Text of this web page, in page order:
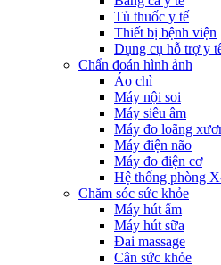
Tủ thuốc y tế
Thiết bị bệnh viện
Dụng cụ hỗ trợ y
Chẩn đoán hình ảnh
Áo chì
Máy nội soi
Máy siêu âm
Máy đo loãng
Máy điện não
Máy đo điện cơ
Hệ thống phòng
Chăm sóc sức khỏe
Máy hút ẩm
Máy hút sữa
Đai massage
Cân sức khỏe